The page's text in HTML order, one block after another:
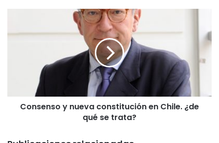
n
y
Consenso y nueva constitución en Chile. ¿de
qué se trata?